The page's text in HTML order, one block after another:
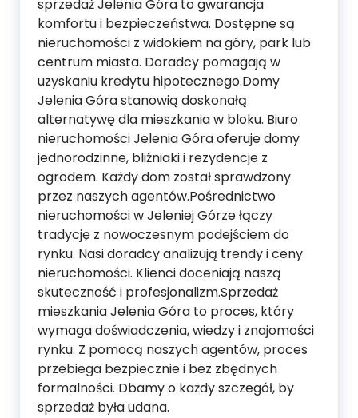
sprzedaż Jelenia Góra to gwarancja
komfortu i bezpieczeństwa. Dostępne są
nieruchomości z widokiem na góry, park lub
centrum miasta. Doradcy pomagają w
uzyskaniu kredytu hipotecznego.Domy
Jelenia Góra stanowią doskonałą
alternatywę dla mieszkania w bloku. Biuro
nieruchomości Jelenia Góra oferuje domy
jednorodzinne, bliźniaki i rezydencje z
ogrodem. Każdy dom został sprawdzony
przez naszych agentów.Pośrednictwo
nieruchomości w Jeleniej Górze łączy
tradycję z nowoczesnym podejściem do
rynku. Nasi doradcy analizują trendy i ceny
nieruchomości. Klienci doceniają naszą
skuteczność i profesjonalizm.Sprzedaż
mieszkania Jelenia Góra to proces, który
wymaga doświadczenia, wiedzy i znajomości
rynku. Z pomocą naszych agentów, proces
przebiega bezpiecznie i bez zbędnych
formalności. Dbamy o każdy szczegół, by
sprzedaż była udana.